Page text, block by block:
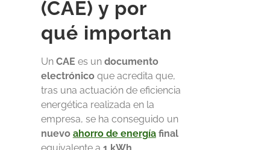
(CAE) y por
qué importan
Un CAE es un documento
electrónicoque acredita que,
tras una actuación de eficiencia
energética realizada en la
empresa, se ha conseguido un
nuevo ahorro de energíafinal
equivalente a 1 kWh.